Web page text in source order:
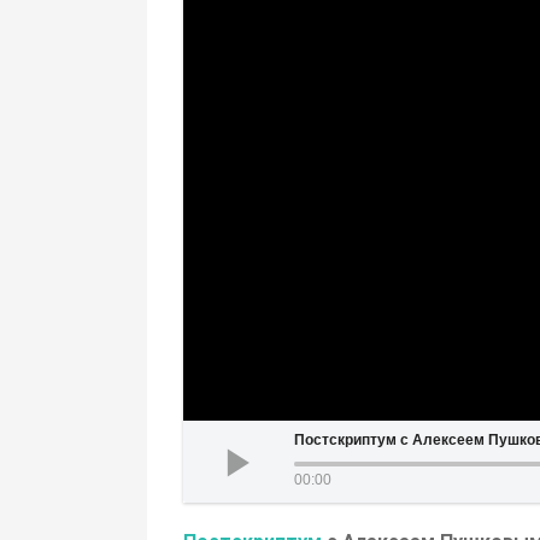
Постскриптум с Алексеем
00:00